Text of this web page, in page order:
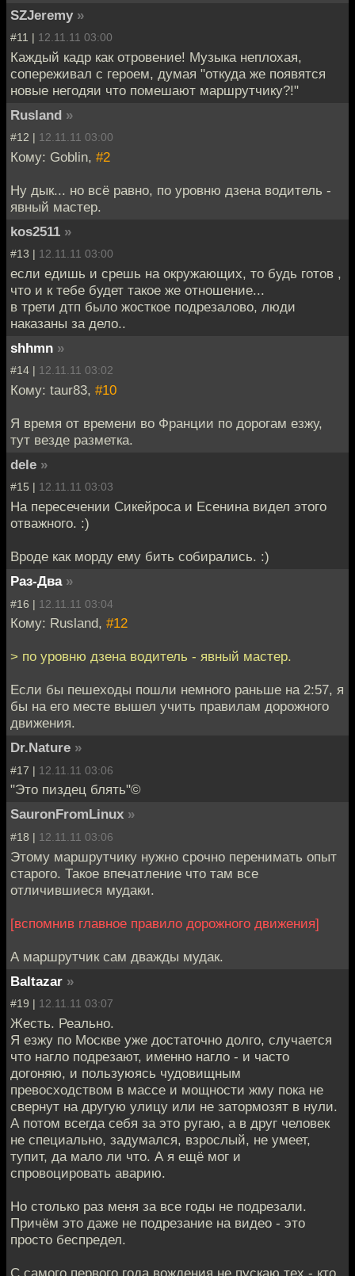
SZJeremy »
#11 | 12.11.11 03:00
Каждый кадр как отровение! Музыка неплохая,
сопереживал с героем, думая "откуда же появятся
новые негодяи что помешают маршрутчику?!"
Rusland »
#12 | 12.11.11 03:00
Кому: Goblin, #2
Ну дык... но всё равно, по уровню дзена водитель -
явный мастер.
kos2511 »
#13 | 12.11.11 03:00
если едишь и срешь на окружающих, то будь готов ,
что и к тебе будет такое же отношение...
в трети дтп было жосткое подрезалово, люди
наказаны за дело..
shhmn »
#14 | 12.11.11 03:02
Кому: taur83, #10
Я время от времени во Франции по дорогам езжу,
тут везде разметка.
dele »
#15 | 12.11.11 03:03
На пересечении Сикейроса и Есенина видел этого
отважного. :)
Вроде как морду ему бить собирались. :)
Раз-Два »
#16 | 12.11.11 03:04
Кому: Rusland, #12
> по уровню дзена водитель - явный мастер.
Если бы пешеходы пошли немного раньше на 2:57, я
бы на его месте вышел учить правилам дорожного
движения.
Dr.Nature »
#17 | 12.11.11 03:06
"Это пиздец блять"©
SauronFromLinux »
#18 | 12.11.11 03:06
Этому маршрутчику нужно срочно перенимать опыт
старого. Такое впечатление что там все
отличившиеся мудаки.
[вспомнив главное правило дорожного движения]
А маршрутчик сам дважды мудак.
Baltazar »
#19 | 12.11.11 03:07
Жесть. Реально.
Я езжу по Москве уже достаточно долго, случается
что нагло подрезают, именно нагло - и часто
догоняю, и пользуюясь чудовищным
превосходством в массе и мощности жму пока не
свернут на другую улицу или не затормозят в нули.
А потом всегда себя за это ругаю, а в друг человек
не специально, задумался, взрослый, не умеет,
тупит, да мало ли что. А я ещё мог и
спровоцировать аварию.
Но столько раз меня за все годы не подрезали.
Причём это даже не подрезание на видео - это
просто беспредел.
С самого первого года вождения не пускаю тех - кто